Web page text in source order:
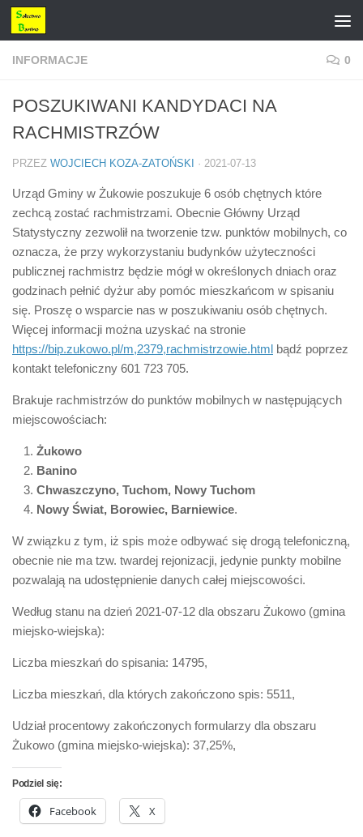
Przejdź do treści
INFORMACJE 0
POSZUKIWANI KANDYDACI NA
RACHMISTRZÓW
PRZEZ WOJCIECH KOZA-ZATOŃSKI · 2021-07-13
Urząd Gminy w Żukowie poszukuje 6 osób chętnych które
zechcą zostać rachmistrzami. Obecnie Główny Urząd
Statystyczny zezwolił na tworzenie tzw. punktów mobilnych, co
oznacza, że przy wykorzystaniu budynków użyteczności
publicznej rachmistrz będzie mógł w określonych dniach oraz
godzinach pełnić dyżur aby pomóc mieszkańcom w spisaniu
się. Proszę o wsparcie nas w poszukiwaniu osób chętnych.
Więcej informacji można uzyskać na stronie
https://bip.zukowo.pl/m,2379,rachmistrzowie.html bądź poprzez
kontakt telefoniczny 601 723 705.
Brakuje rachmistrzów do punktów mobilnych w następujących
miejscowościach:
Żukowo
Banino
Chwaszczyno, Tuchom, Nowy Tuchom
Nowy Świat, Borowiec, Barniewice.
W związku z tym, iż spis może odbywać się drogą telefoniczną,
obecnie nie ma tzw. twardej rejonizacji, jedynie punkty mobilne
pozwalają na udostępnienie danych całej miejscowości.
Według stanu na dzień 2021-07-12 dla obszaru Żukowo (gmina
miejsko-wiejska):
Liczba mieszkań do spisania: 14795,
Liczba mieszkań, dla których zakończono spis: 5511,
Udział procentowy zakończonych formularzy dla obszaru
Żukowo (gmina miejsko-wiejska): 37,25%,
Podziel się:
Facebook X